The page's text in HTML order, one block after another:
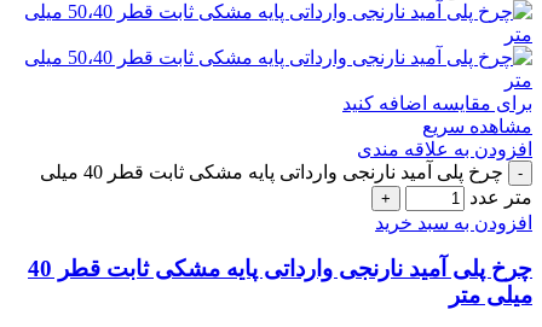
برای مقایسه اضافه کنید
مشاهده سریع
افزودن به علاقه مندی
چرخ پلی آمید نارنجی وارداتی پایه مشکی ثابت قطر 40 میلی
متر عدد
افزودن به سبد خرید
چرخ پلی آمید نارنجی وارداتی پایه مشکی ثابت قطر 40
میلی متر